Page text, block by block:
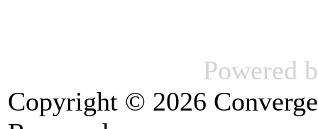
Powered
Copyright © 2026